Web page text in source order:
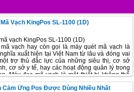
vạch KingPos SL-1100 (1D)
mã vạch hay còn gọi là máy quét mã vạch là
xuất hiện tại Việt Nam từ lâu và đóng vai
trợ thủ đắc lực của những siêu thị, cơ sở
cơ sở y tế, hay các hoạt động quản lý trong
Máy đọc mã vạch là một thiết bị không thể
trong tất cả các lĩnh vực kinh doanh hiện nay.
Vạch KingPos SL-1100 (1D)
Cảm Ứng Pos Được Dùng Nhiều Nhất